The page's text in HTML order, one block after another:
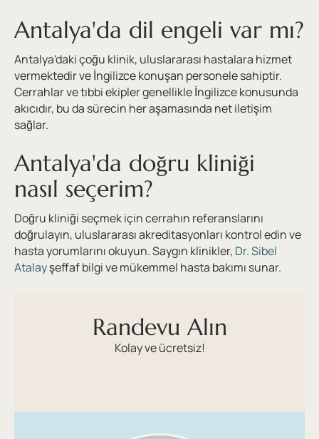
Antalya'da dil engeli var mı?
Antalya'daki çoğu klinik, uluslararası hastalara hizmet
vermektedir ve İngilizce konuşan personele sahiptir.
Cerrahlar ve tıbbi ekipler genellikle İngilizce konusunda
akıcıdır, bu da sürecin her aşamasında net iletişim
sağlar.
Antalya'da doğru kliniği
nasıl seçerim?
Doğru kliniği seçmek için cerrahın referanslarını
doğrulayın, uluslararası akreditasyonları kontrol edin ve
hasta yorumlarını okuyun. Saygın klinikler, Dr. Sibel
Atalayşeffaf bilgi ve mükemmel hasta bakımı sunar.
Randevu Alın
Kolay ve ücretsiz!